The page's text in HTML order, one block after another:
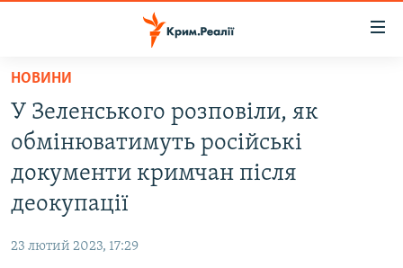
Перейти
основного
матеріалу
до
основної
Перейти
ВОДА.КРИМ
НОВИНИ
У Зеленського розповіли, як
обмінюватимуть російські
документи кримчан після
деокупації
23 лютий 2023, 17:29